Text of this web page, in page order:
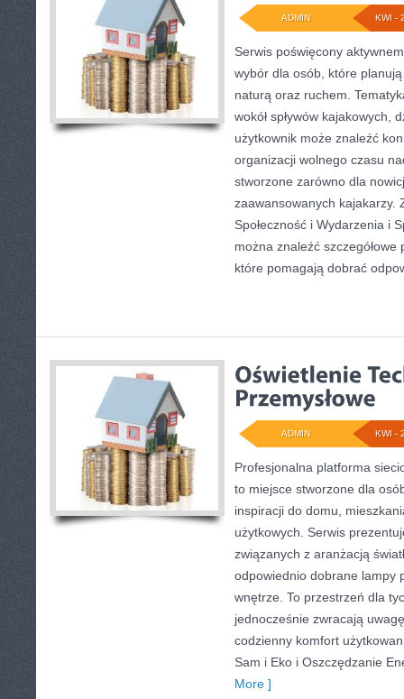
KWI -
ADMIN
Serwis poświęcony
wybór dla osób, które
naturą oraz ruchem.
wokół spływów kajakowych,
użytkownik może znaleźć
organizacji wolnego czasu
stworzone zarówno dla
zaawansowanych kajakarzy.
Społeczność i Wydarzenia i
można znaleźć
które pomagają dobrać
KWI -
ADMIN
Profesjonalna platforma
to miejsce stworzone dla
inspiracji do domu,
użytkowych. Serwis
związanych z aranżacją
odpowiednio dobrane lampy
wnętrze. To przestrzeń dla
jednocześnie zwracają
codzienny komfort
Sam i Eko i Oszczędzanie
More ]